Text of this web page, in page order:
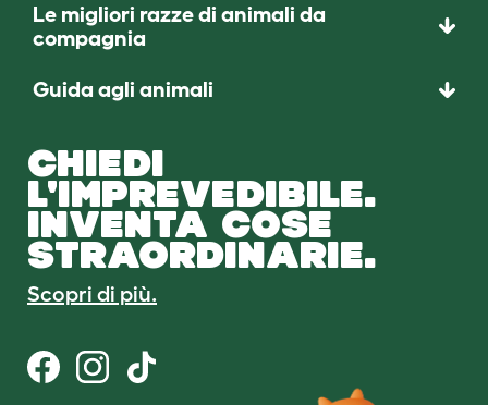
Le migliori razze di animali da
compagnia
Guida agli animali
CHIEDI
L'IMPREVEDIBILE.
INVENTA COSE
STRAORDINARIE.
Scopri di più.